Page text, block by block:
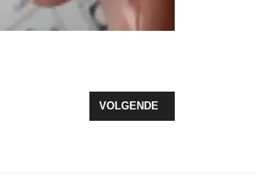
COALITIE EN OPPOSITIEVOLGENDE ARTIKEL:
VOLGENDE